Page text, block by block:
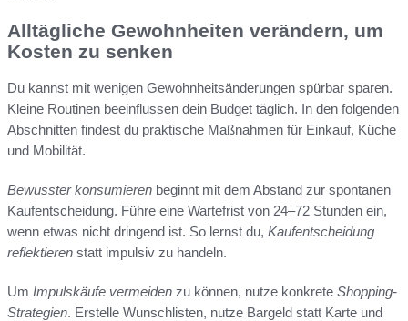
Alltägliche Gewohnheiten verändern, um
Kosten zu senken
Du kannst mit wenigen Gewohnheitsänderungen spürbar sparen.
Kleine Routinen beeinflussen dein Budget täglich. In den folgenden
Abschnitten findest du praktische Maßnahmen für Einkauf, Küche
und Mobilität.
Bewusster konsumieren beginnt mit dem Abstand zur spontanen
Kaufentscheidung. Führe eine Wartefrist von 24–72 Stunden ein,
wenn etwas nicht dringend ist. So lernst du, Kaufentscheidung
reflektieren statt impulsiv zu handeln.
Um Impulskäufe vermeiden zu können, nutze konkrete Shopping-
Strategien. Erstelle Wunschlisten, nutze Bargeld statt Karte und